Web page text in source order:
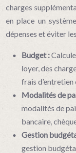
charges
en place un
dépenses et éviter
Budget :
loyer, des
frais d’entretien
Modalités de
modalités de
bancaire,
Gestion
gestion